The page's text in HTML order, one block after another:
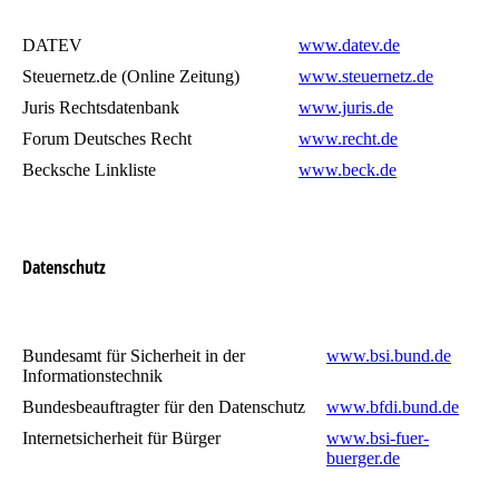
DATEV
www.datev.de
Steuernetz.de (Online Zeitung)
www.steuernetz.de
Juris Rechtsdatenbank
www.juris.de
Forum Deutsches Recht
www.recht.de
Becksche Linkliste
www.beck.de
Datenschutz
Bundesamt für Sicherheit in der
Informationstechnik
www.bsi.bund.de
Bundesbeauftragter für den Datenschutz
www.bfdi.bund.de
Internetsicherheit für Bürger
www.bsi-fuer-
buerger.de